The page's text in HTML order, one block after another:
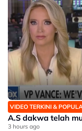
VIDEO TERKINI &
A.S dakwa telah
3 hours ago